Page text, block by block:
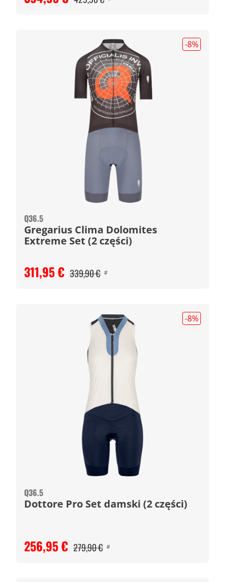
-8%
Q36.5
Gregarius Clima Dolomites
Extreme Set (2 części)
311,95 € 339,90 € #
-8%
Q36.5
Dottore Pro Set damski (2 części)
256,95 € 279,90 € #